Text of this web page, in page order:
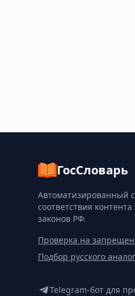
ГосСловарь
Автоматизированный
соответствия
законов РФ.
Проверка на
Подбор русского
Telegram-бот для